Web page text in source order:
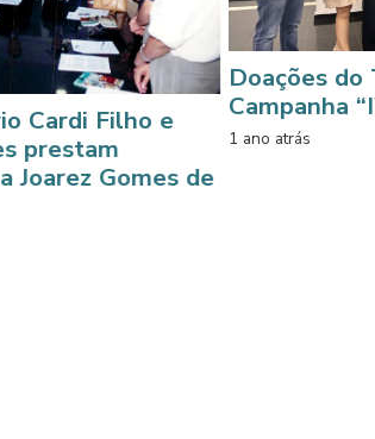
de
Doações do TCE-MT
Campanha “IWIRC
1 ano atrás